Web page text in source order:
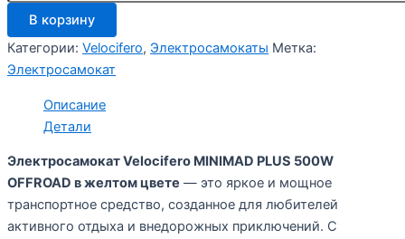
В корзину
Категории: Velocifero, Электросамокаты Метка:
Электросамокат
Описание
Детали
Электросамокат Velocifero MINIMAD PLUS 500W
OFFROAD в желтом цвете — это яркое и мощное
транспортное средство, созданное для любителей
активного отдыха и внедорожных приключений. С